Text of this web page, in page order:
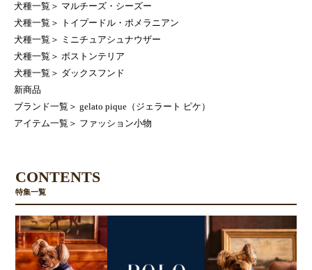
犬種一覧 ＞ マルチーズ・シーズー
犬種一覧 ＞
トイプードル・ポメラニアン
犬種一覧 ＞
ミニチュアシュナウザー
犬種一覧 ＞ ボストンテリア
犬種一覧 ＞ ダックスフンド
新商品
ブランド一覧 ＞ gelato pique（ジェラート ピケ）
アイテム一覧 ＞ ファッション小物
CONTENTS
特集一覧